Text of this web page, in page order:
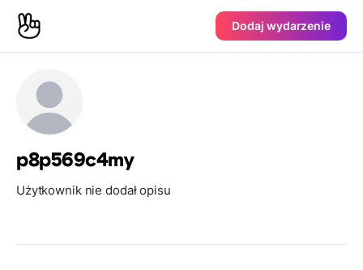
Dodaj wydarzenie
p8p569c4my
Użytkownik nie dodał opisu